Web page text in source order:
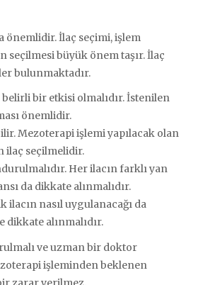
önemlidir. İlaç seçimi, işlem
büyük önem taşır. İlaç
bulunmaktadır.
bir etkisi olmalıdır. İstenilen
önemlidir.
Mezoterapi işlemi yapılacak olan
ilaç seçilmelidir.
Her ilacın farklı yan
da dikkate alınmalıdır.
nasıl uygulanacağı da
alınmalıdır.
ve uzman bir doktor
işleminden beklenen